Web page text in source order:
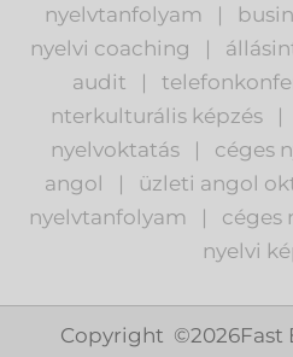
nyelvtanfolyam
|
nyelvi coaching
|
audit
|
nterkulturális képzés
|
nyelvoktatás
| céges
angol
| üzleti angol
nyelvtanfolyam
| céges
nyelvi
Copyright ©2026Fast